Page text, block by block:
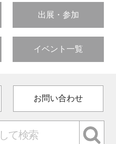
出展・参加
イベント一覧
お問い合わせ